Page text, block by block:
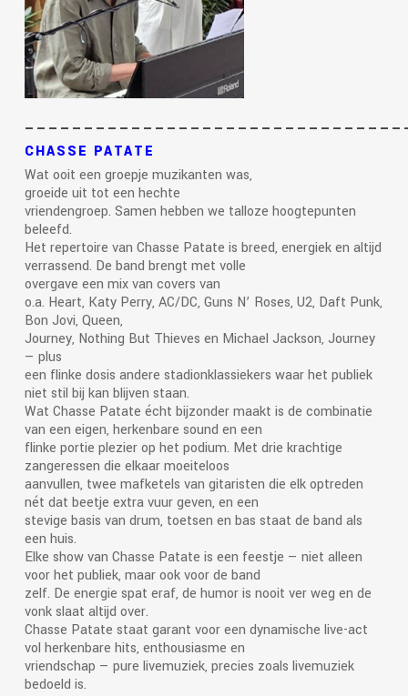
CHASSE PATATE
Wat ooit een groepje muzikanten was,
groeide uit tot een hechte
vriendengroep. Samen hebben we talloze hoogtepunten
beleefd.
Het repertoire van Chasse Patate is breed, energiek en altijd
verrassend. De band brengt met volle
overgave een mix van covers van
o.a. Heart, Katy Perry, AC/DC, Guns N’ Roses, U2, Daft Punk,
Bon Jovi, Queen,
Journey, Nothing But Thieves en Michael Jackson, Journey
— plus
een flinke dosis andere stadionklassiekers waar het publiek
niet stil bij kan blijven staan.
Wat Chasse Patate écht bijzonder maakt is de combinatie
van een eigen, herkenbare sound en een
flinke portie plezier op het podium. Met drie krachtige
zangeressen die elkaar moeiteloos
aanvullen, twee mafketels van gitaristen die elk optreden
nét dat beetje extra vuur geven, en een
stevige basis van drum, toetsen en bas staat de band als
een huis.
Elke show van Chasse Patate is een feestje — niet alleen
voor het publiek, maar ook voor de band
zelf. De energie spat eraf, de humor is nooit ver weg en de
vonk slaat altijd over.
Chasse Patate staat garant voor een dynamische live-act
vol herkenbare hits, enthousiasme en
vriendschap — pure livemuziek, precies zoals livemuziek
bedoeld is.